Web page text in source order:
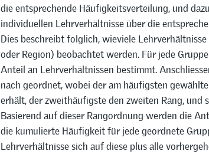
die entsprechende Häufigkeitsverteilung, und
individuellen Lehrverhältnisse über die
Dies beschreibt folglich, wieviele
oder Region) beobachtet werden. Für jede
Anteil an Lehrverhältnissen bestimmt.
nach geordnet, wobei der am häufigsten
erhält, der zweithäufigste den zweiten Rang, und
Basierend auf dieser Rangordnung werden die
die kumulierte Häufigkeit für jede geordnete
Lehrverhältnisse sich auf diese plus alle